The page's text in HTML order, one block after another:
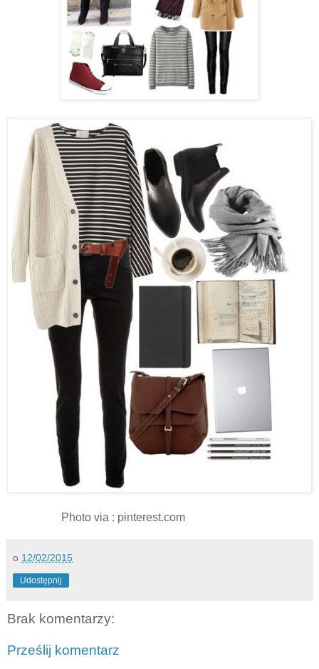
Photo via : pinterest.com
o 12/02/2015
Udostępnij
Brak komentarzy:
Prześlij komentarz